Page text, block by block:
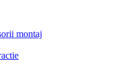
montaj